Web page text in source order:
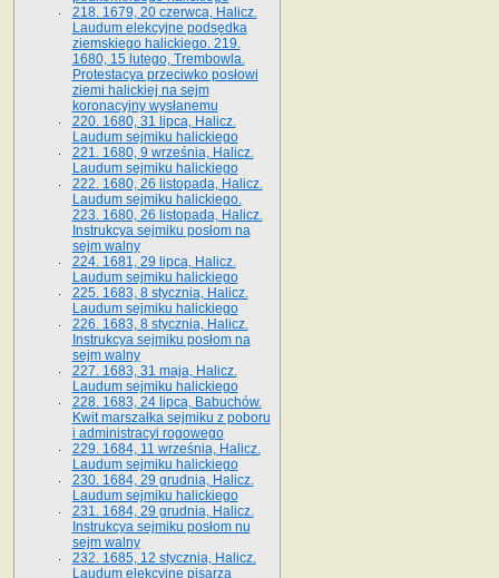
218. 1679, 20 czerwca, Halicz.
Laudum elekcyjne podsędka
ziemskiego halickiego. 219.
1680, 15 lutego, Trembowla.
Protestacya przeciwko posłowi
ziemi halickiej na sejm
koronacyjny wysłanemu
220. 1680, 31 lipca, Halicz.
Laudum sejmiku halickiego
221. 1680, 9 września, Halicz.
Laudum sejmiku halickiego
222. 1680, 26 listopada, Halicz.
Laudum sejmiku halickiego.
223. 1680, 26 listopada, Halicz.
Instrukcya sejmiku posłom na
sejm walny
224. 1681, 29 lipca, Halicz.
Laudum sejmiku halickiego
225. 1683, 8 stycznia, Halicz.
Laudum sejmiku halickiego
226. 1683, 8 stycznia, Halicz.
Instrukcya sejmiku posłom na
sejm walny
227. 1683, 31 maja, Halicz.
Laudum sejmiku halickiego
228. 1683, 24 lipca, Babuchów.
Kwit marszałka sejmiku z poboru
i administracyi rogowego
229. 1684, 11 września, Halicz.
Laudum sejmiku halickiego
230. 1684, 29 grudnia, Halicz.
Laudum sejmiku halickiego
231. 1684, 29 grudnia, Halicz.
Instrukcya sejmiku posłom nu
sejm walny
232. 1685, 12 stycznia, Halicz.
Laudum elekcyjne pisarza